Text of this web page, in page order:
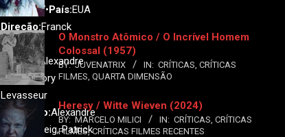
Ano:2007•País:EUA
Direção:Franck
Khalfoun
Roteiro:Alexandre
Aja, Grégory
Levasseur
Produção:Alexandre
Aja, Erik Feig, Patrick
O Monstro Atômico / O Incrível Homem
Colossal (1957)
BY: JUVENATRIX IN: CRÍTICAS, CRÍTICAS
FILMES, QUARTA DIMENSÃO
Heresy / Witte Wieven (2024)
BY: MARCELO MILICI IN: CRÍTICAS, CRÍTICAS
FILMES,CRÍTICAS FILMES RECENTES